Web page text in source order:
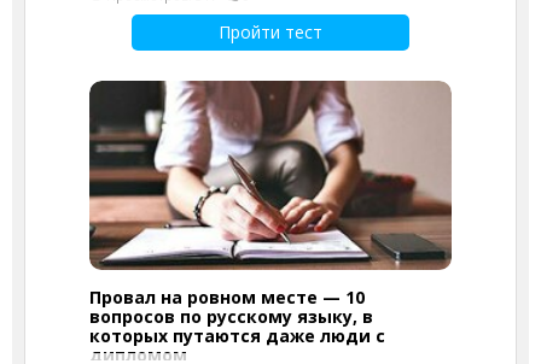
Пройти тест
Провал на ровном месте — 10
вопросов по русскому языку, в
которых путаются даже люди с
дипломом